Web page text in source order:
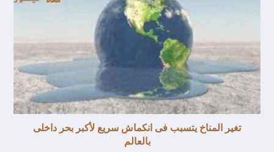
تغير المناخ يتسبب فى انكماش سريع لأكبر بحر داخلى
بالعالم